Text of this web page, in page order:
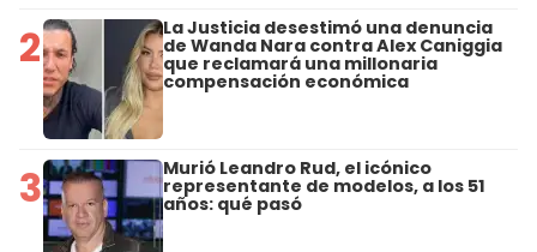
2 La Justicia desestimó una denuncia
de Wanda Nara contra Alex Caniggia
que reclamará una millonaria
compensación económica
3 Murió Leandro Rud, el icónico
representante de modelos, a los 51
años: qué pasó